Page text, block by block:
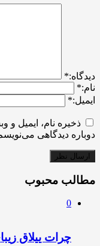
ديدگاه:*
نام:*
ایمیل:*
ذخیره نام، ایمیل و
دوباره دیدگاهی
مطالب محبوب
0
چرات ییلاق